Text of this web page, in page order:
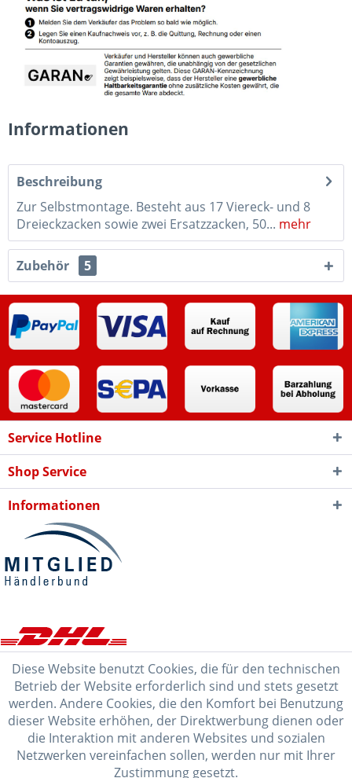
Informationen
Beschreibung
Zur Selbstmontage. Besteht aus 17 Viereck- und 8
Dreieckzacken sowie zwei Ersatzzacken, 50... mehr
Zubehör 5
Service Hotline
Shop Service
Informationen
Diese Website benutzt Cookies, die für den technischen
Betrieb der Website erforderlich sind und stets gesetzt
werden. Andere Cookies, die den Komfort bei Benutzung
dieser Website erhöhen, der Direktwerbung dienen oder
die Interaktion mit anderen Websites und sozialen
Netzwerken vereinfachen sollen, werden nur mit Ihrer
Zustimmung gesetzt.